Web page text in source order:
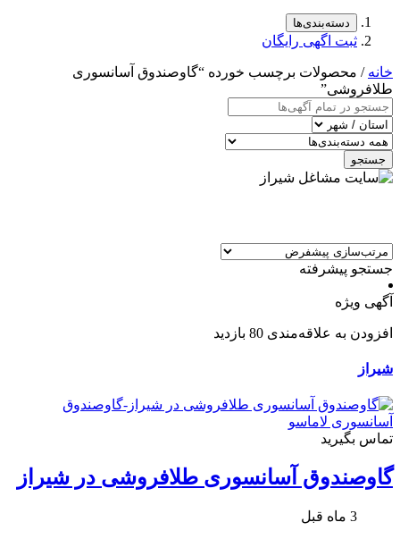
دسته‌بندی‌ها
ثبت اگهی رایگان
خانه / محصولات برچسب خورده “گاوصندوق آسانسوری
طلافروشی”
جستجو
جستجو پیشرفته
آگهی ویژه
افزودن به علاقه‌مندی 80 بازدید
شیراز
تماس بگیرید
گاوصندوق آسانسوری طلافروشی در شیراز
3 ماه قبل